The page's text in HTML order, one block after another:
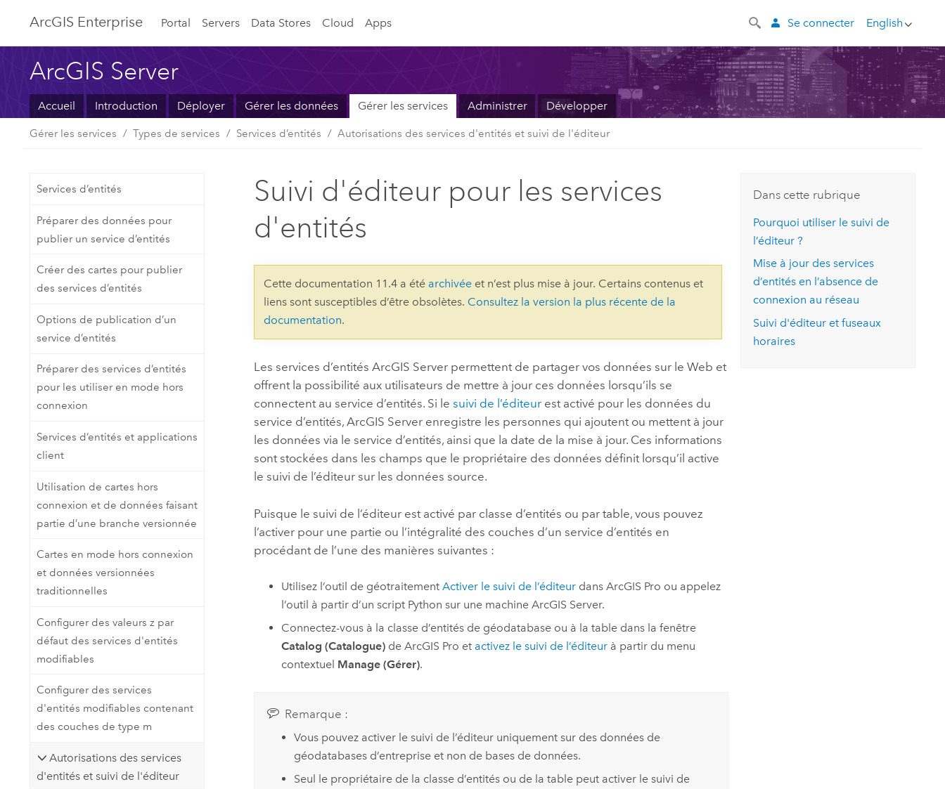
ArcGIS Enterprise Portal Servers Data Stores Cloud Apps English
Se connecter
ArcGIS Server
Accueil Introduction Déployer Gérer les données Gérer les services Administrer Développer
Gérer les services Types de services Services d’entités Autorisations des services d'entités et suivi de l'éditeur
Services d’entités
Préparer des données pour
publier un service d’entités
Créer des cartes pour publier
des services d’entités
Options de publication d’un
service d’entités
Préparer des services d’entités
pour les utiliser en mode hors
connexion
Services d’entités et applications
client
Utilisation de cartes hors
connexion et de données faisant
partie d’une branche versionnée
Cartes en mode hors connexion
et données versionnées
traditionnelles
Configurer des valeurs z par
défaut des services d'entités
modifiables
Configurer des services
d'entités modifiables contenant
des couches de type m
Autorisations des services
d'entités et suivi de l'éditeur
Suivi d'éditeur pour les services
d'entités
Cette documentation 11.4 a été archivée et n’est plus mise à jour. Certains contenus et
liens sont susceptibles d’être obsolètes. Consultez la version la plus récente de la
documentation.
Les services d’entitésArcGIS Server permettent de partager vos données sur le Web et
offrent la possibilité aux utilisateurs de mettre à jour ces données lorsqu’ils se
connectent au service d’entités. Si lesuivi de l’éditeur est activé pour les données du
service d’entités,ArcGIS Server enregistre les personnes qui ajoutent ou mettent à jour
les données via le service d’entités, ainsi que la date de la mise à jour. Ces informations
sont stockées dans les champs que le propriétaire des données définit lorsqu’il active
le suivi de l’éditeur sur les données source.
Puisque le suivi de l’éditeur est activé par classe d’entités ou par table, vous pouvez
l’activer pour une partie ou l’intégralité des couches d’un service d’entités en
procédant de l’une des manières suivantes :
Utilisez l’outil de géotraitement Activer le suivi de l’éditeurdans ArcGIS Pro ou appelez
l’outil à partir d’un script Python sur une machine ArcGIS Server.
Connectez-vous à la classe d’entités de géodatabase ou à la table dans la fenêtre
Catalog (Catalogue)de ArcGIS Pro et activez le suivi de l’éditeurà partir du menu
contextuel Manage (Gérer).
Remarque :
Vous pouvez activer le suivi de l’éditeur uniquement sur des données de
géodatabases d’entreprise et non de bases de données.
Seul le propriétaire de la classe d’entités ou de la table peut activer le suivi de
Dans cette rubrique
Pourquoi utiliser le suivi de
l’éditeur ?
Mise à jour des services
d’entités en l’absence de
connexion au réseau
Suivi d'éditeur et fuseaux
horaires